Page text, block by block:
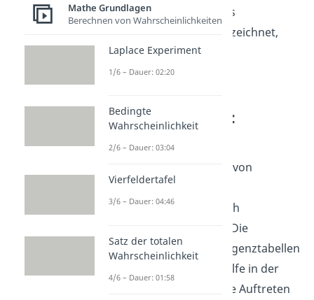
Häufigkeiten, oft auch als
Summenhäufigkeiten bezeichnet,
weggelassen werden.
Häufigkeitstabelle:
Kontingenztabelle
Eine besondere Variante von
Häufigkeitstabellen sind
Kontingenztabellen
(auch
Kreuztabellen genannt). Die
Besonderheit von Kontingenztabellen
ist, dass man mit ihrer Hilfe in der
Lage ist, das gemeinsame Auftreten
Mathe Grundlagen
Berechnen von Wahrscheinlichkeiten
Laplace Experiment
1/6 – Dauer: 02:20
Bedingte
Wahrscheinlichkeit
2/6 – Dauer: 03:04
Vierfeldertafel
3/6 – Dauer: 04:46
Satz der totalen
Wahrscheinlichkeit
4/6 – Dauer: 01:58